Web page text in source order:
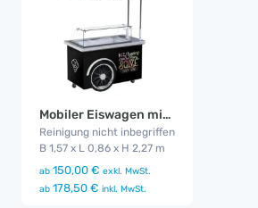
Mobiler Eiswagen mit Beleuchtung
Reinigung nicht inbegriffen
B 1,57 x L 0,86 x H 2,27 m
ab 150,00 € exkl. MwSt.
ab 178,50 € inkl. MwSt.